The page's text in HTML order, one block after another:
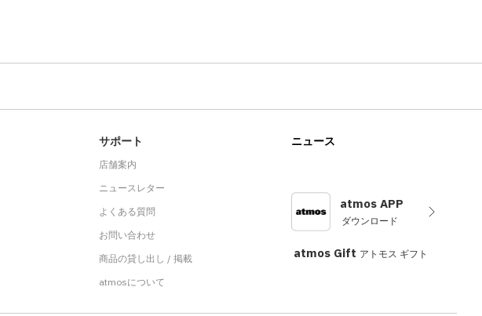
サポート
店舗案内
ニュースレター
よくある質問
お問い合わせ
商品の貸し出し / 掲載
atmosについて
ニュース
atmos APP
ダウンロード
atmos Gift アトモス ギフト